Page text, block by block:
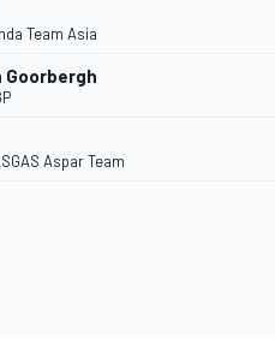
Team Asia
Goorbergh
Aspar Team